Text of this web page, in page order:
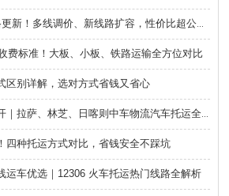
6年铁路汽车托运价格更新！多线调价、新线路扩容，性价比超公路大板车
费标准！大板、小板、铁路运输全方位对比
区别详解，选对方式省钱又省心
西藏自驾返程不用硬开｜拉萨、林芝、日喀则中车物流汽车托运全指南
四种托运方式对比，省钱安全不踩坑
运车优选｜12306 火车托运热门线路全解析